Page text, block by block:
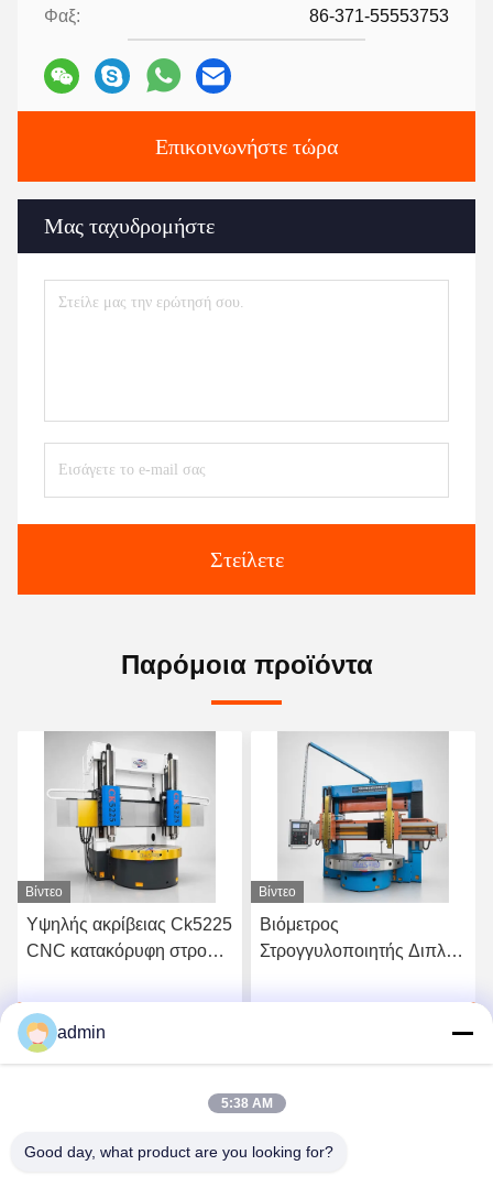
Φαξ: 86-371-55553753
Επικοινωνήστε τώρα
Μας ταχυδρομήστε
Στείλετε
Παρόμοια προϊόντα
Βίντεο
Υψηλής ακρίβειας Ck5225
CNC κατακόρυφη στροφή
φορτίο
Πάρτε την καλύτερη τιμή
Βίντεο
Βιόμετρος
Στρογγυλοποιητής Διπλό
Μηχανικό Εργαλείου Για
Πάρτε την καλύτερη τιμή
admin
5:38 AM
Good day, what product are you looking for?